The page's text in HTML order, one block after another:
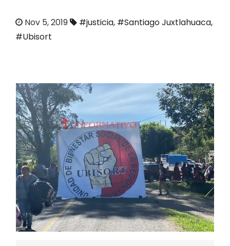
Nov 5, 2019 #justicia, #Santiago Juxtlahuaca,
#Ubisort